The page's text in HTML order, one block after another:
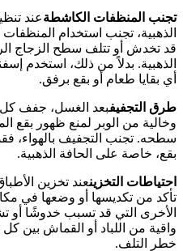
تجنب المنظفات الكاشطةعند
الذهبية، تجنب استخدام
قد تخدش أو تتلف سطح الزجاج
الذهبية. بدلاً من ذلك، استخدم
أي بقايا طعام أو بقع برفق.
طرق التجفيفبعد الغسل، جفف كل
وخالية من الوبر لمنع ظهور بقع
سطحه. تجنب التجفيف بالهواء،
بقع، خاصة على الحافة الذهبية.
احتياطات التخزينعند تخزين
تأكد من تكديسها أو وضعها في
الأخرى التي قد تسبب خدوشًا أو
واقية من اللباد أو القماش بين
خطر التلف.